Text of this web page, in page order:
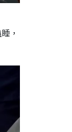
，